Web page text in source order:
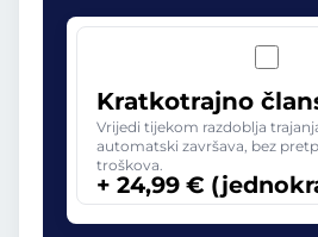
Kratkotrajno
Vrijedi tijekom razdoblja
automatski završava, bez
troškova.
+ 24,99 €